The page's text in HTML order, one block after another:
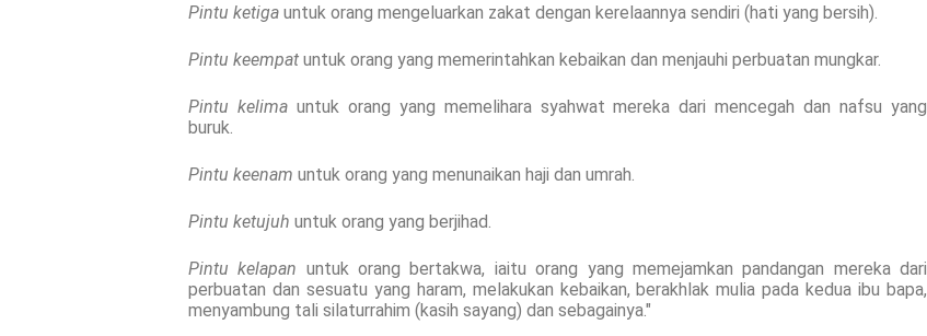
Pintu ketiga untuk orang mengeluarkan zakat dengan kerelaannya sendiri (hati yang bersih).
Pintu keempat untuk orang yang memerintahkan kebaikan dan menjauhi perbuatan mungkar.
Pintu kelima untuk orang yang memelihara syahwat mereka dari mencegah dan nafsu yang
buruk.
Pintu keenam untuk orang yang menunaikan haji dan umrah.
Pintu ketujuh untuk orang yang berjihad.
Pintu kelapan untuk orang bertakwa, iaitu orang yang memejamkan pandangan mereka dari
perbuatan dan sesuatu yang haram, melakukan kebaikan, berakhlak mulia pada kedua ibu bapa,
menyambung tali silaturrahim (kasih sayang) dan sebagainya."